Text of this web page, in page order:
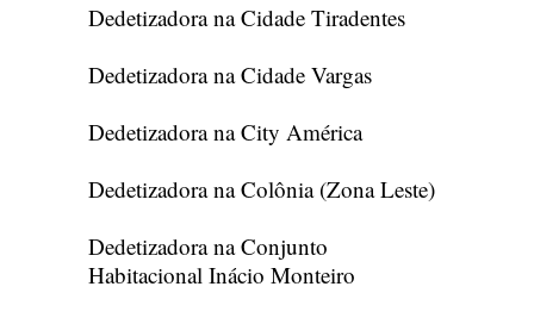
Dedetizadora na Cidade Tiradentes
Dedetizadora na Cidade Vargas
Dedetizadora na City América
Dedetizadora na Colônia (Zona Leste)
Dedetizadora na Conjunto
Habitacional Inácio Monteiro